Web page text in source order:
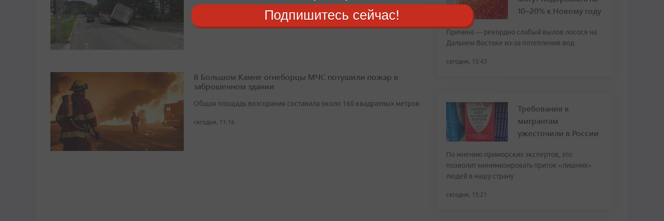
В Большом Камне огнеборцы МЧС потушили пожар в
заброшенном здании
Общая площадь возгорания составила около 160 квадратных метров
сегодня, 11:16
10–20% к Новому году
Причина — рекордно слабый вылов лосося на
Дальнем Востоке из-за потепления вод
сегодня, 15:43
Требования к
мигрантам
ужесточили в России
По мнению приморских экспертов, это
позволит минимизировать приток «лишних»
людей в нашу страну
сегодня, 15:21
Подпишитесь сейчас!